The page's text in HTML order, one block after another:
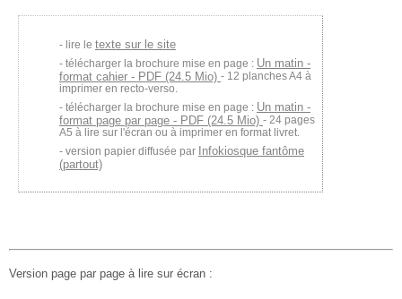
lire le texte sur le site
télécharger la brochure mise en page : Un matin -
format cahier - PDF (24.5 Mio) - 12 planches A4 à
imprimer en recto-verso.
télécharger la brochure mise en page : Un matin -
format page par page - PDF (24.5 Mio) - 24 pages
A5 à lire sur l'écran ou à imprimer en format livret.
version papier diffusée par Infokiosque fantôme
(partout)
Version page par page à lire sur écran :